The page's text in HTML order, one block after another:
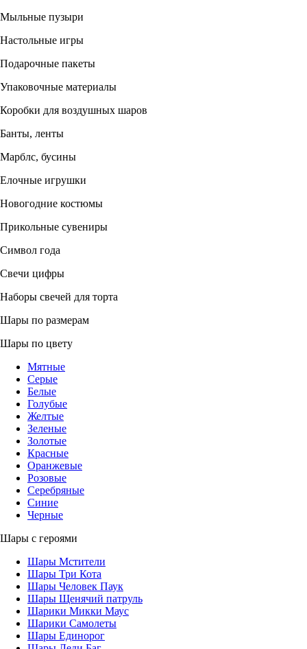
Мыльные пузыри
Настольные игры
Подарочные пакеты
Упаковочные материалы
Коробки для воздушных шаров
Банты, ленты
Марблс, бусины
Елочные игрушки
Новогодние костюмы
Прикольные сувениры
Символ года
Свечи цифры
Наборы свечей для торта
Шары по размерам
Шары по цвету
Мятные
Серые
Белые
Голубые
Желтые
Зеленые
Золотые
Красные
Оранжевые
Розовые
Серебряные
Синие
Черные
Шары с героями
Шары Мстители
Шары Три Кота
Шары Человек Паук
Шары Щенячий патруль
Шарики Микки Маус
Шарики Самолеты
Шары Единорог